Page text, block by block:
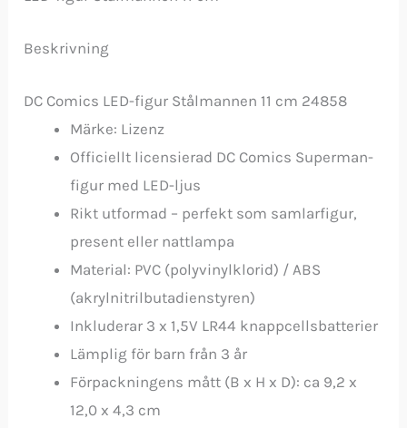
Beskrivning
DC Comics LED-figur Stålmannen 11 cm 24858
Märke: Lizenz
Officiellt licensierad DC Comics Superman-
figur med LED-ljus
Rikt utformad – perfekt som samlarfigur,
present eller nattlampa
Material: PVC (polyvinylklorid) / ABS
(akrylnitrilbutadienstyren)
Inkluderar 3 x 1,5V LR44 knappcellsbatterier
Lämplig för barn från 3 år
Förpackningens mått (B x H x D): ca 9,2 x
12,0 x 4,3 cm